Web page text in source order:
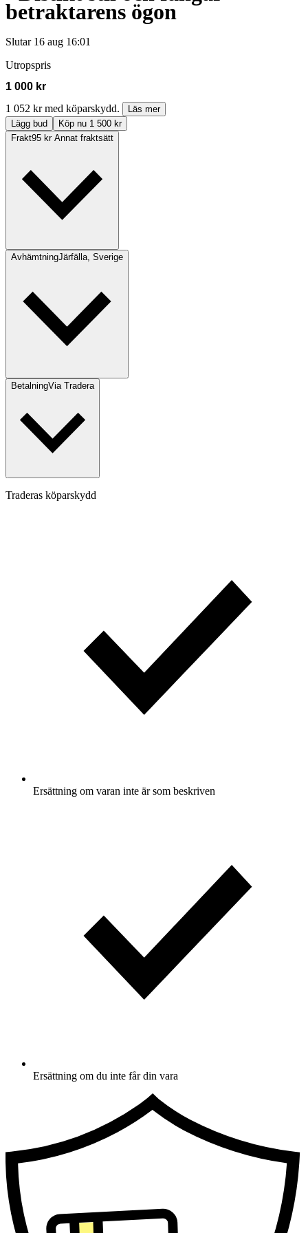
betraktarens ögon
Slutar 16 aug 16:01
Utropspris
1 000 kr
1 052 kr med köparskydd.
Läs mer
Lägg bud
Köp nu 1 500 kr
Frakt95 kr Annat fraktsätt
AvhämtningJärfälla, Sverige
BetalningVia Tradera
Traderas köparskydd
Ersättning om varan inte är som beskriven
Ersättning om du inte får din vara